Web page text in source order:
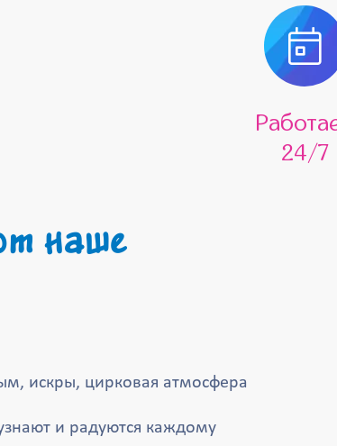
24/7
искры, цирковая атмосфера
и радуются каждому